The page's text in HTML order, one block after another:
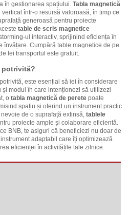
în gestionarea spațiului. Tabla magnetică
într-o resursă valoroasă, în timp ce
generoasă pentru proiecte
table de scris magnetice
ul interactiv, sprijinind eficiența în
învățare. Cumpără table magnetice de pe
lei transportul este gratuit.
potrivită?
este esențial să iei în considerare
modul în care intenționezi să utilizezi
o tabla magnetică de peretepoate
spațiu și oferind un instrument practic
de o suprafață extinsă, tablele
proiecte ample și colaborare eficientă.
BNB, te asiguri că beneficiezi nu doar de
adaptabil care îți optimizează
eficienței în activitățile tale zilnice.